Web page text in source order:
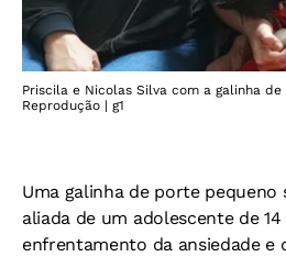
Priscila e Nicolas Silva com a galinha
Reprodução | g1
Uma galinha de porte
aliada de um adolescente de 14
enfrentamento da ansiedade e